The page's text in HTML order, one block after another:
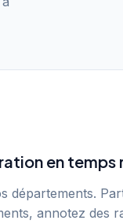
en temps
départements.
annotez des